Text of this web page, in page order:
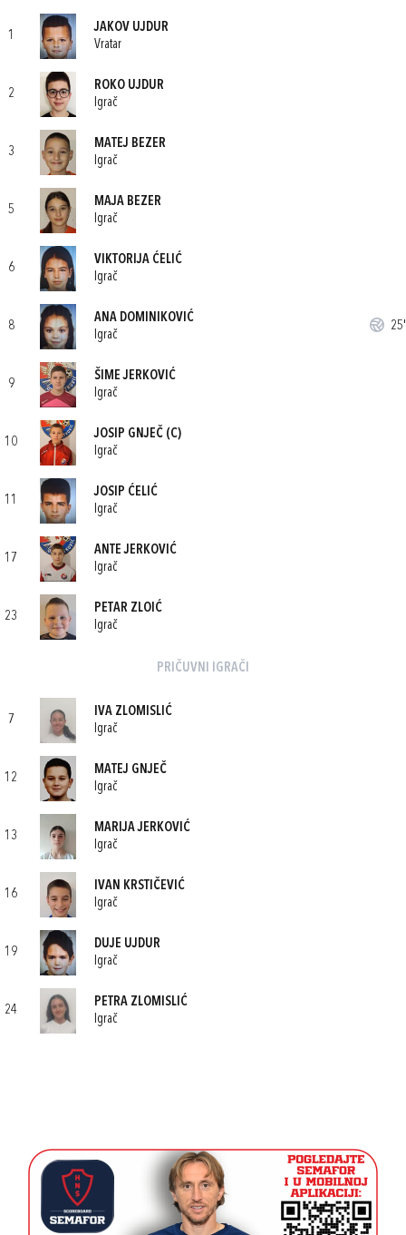
1
JAKOV UJDUR
Vratar
2
ROKO UJDUR
Igrač
3
MATEJ BEZER
Igrač
5
MAJA BEZER
Igrač
6
VIKTORIJA ĆELIĆ
Igrač
8
ANA DOMINIKOVIĆ
Igrač
25'
9
ŠIME JERKOVIĆ
Igrač
10
JOSIP GNJEČ (C)
Igrač
11
JOSIP ĆELIĆ
Igrač
17
ANTE JERKOVIĆ
Igrač
23
PETAR ZLOIĆ
Igrač
PRIČUVNI IGRAČI
7
IVA ZLOMISLIĆ
Igrač
12
MATEJ GNJEČ
Igrač
13
MARIJA JERKOVIĆ
Igrač
16
IVAN KRSTIČEVIĆ
Igrač
19
DUJE UJDUR
Igrač
24
PETRA ZLOMISLIĆ
Igrač